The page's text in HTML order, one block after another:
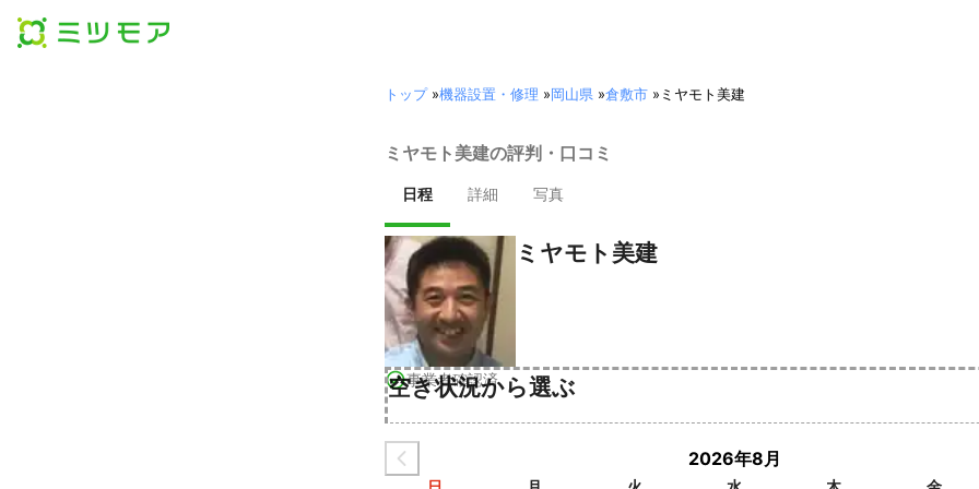
トップ»機器設置・修理 »岡山県 »倉敷市 » ミヤモト美建
ミヤモト美建の評判・口コミ
日程 詳細 写真
事業者確認済
ミヤモト美建
空き状況から選ぶ
2026年8月